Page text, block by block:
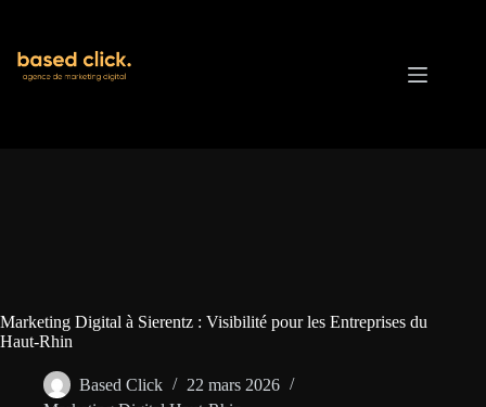
contenu
Marketing Digital à Sierentz : Visibilité pour les Entreprises du
Haut-Rhin
Based Click
22 mars 2026